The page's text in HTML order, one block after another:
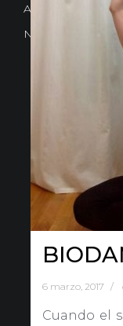
6 marzo, 2017
Cuando el
Avd. Comercial
Nota Legal